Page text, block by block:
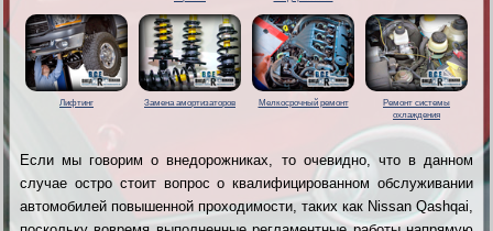
Лифтинг Замена амортизаторов Мелкосрочный ремонт
Ремонт системы
охлаждения
Если мы говорим о внедорожниках, то очевидно, что в данном
случае остро стоит вопрос о квалифицированном обслуживании
автомобилей повышенной проходимости, таких как Nissan Qashqai,